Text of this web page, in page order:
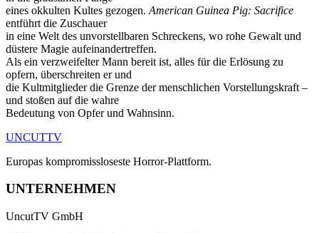
eines okkulten Kultes gezogen. American Guinea Pig: Sacrifice
entführt die Zuschauer
in eine Welt des unvorstellbaren Schreckens, wo rohe Gewalt und
düstere Magie aufeinandertreffen.
Als ein verzweifelter Mann bereit ist, alles für die Erlösung zu
opfern, überschreiten er und
die Kultmitglieder die Grenze der menschlichen Vorstellungskraft –
und stoßen auf die wahre
Bedeutung von Opfer und Wahnsinn.
UNCUTTV
Europas kompromissloseste Horror-Plattform.
UNTERNEHMEN
UncutTV GmbH